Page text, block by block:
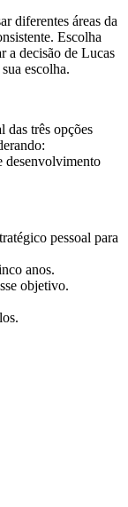
diferentes áreas da
Escolha
a decisão de Lucas
escolha.
das três opções
desenvolvimento
pessoal para
anos.
objetivo.